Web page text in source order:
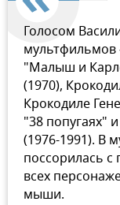
Голосом
мультфильмов
"Малыш и
(1970),
Крокодиле
"38 попугаях"
(1976-1991). В
поссорилась с
всех
мыши.